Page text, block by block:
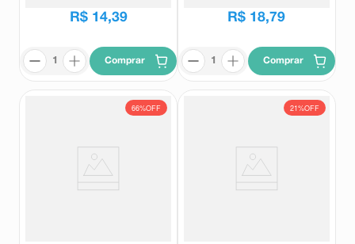
R$ 14,39
Comprar
R$ 18,79
Comprar
66%OFF 21%OFF